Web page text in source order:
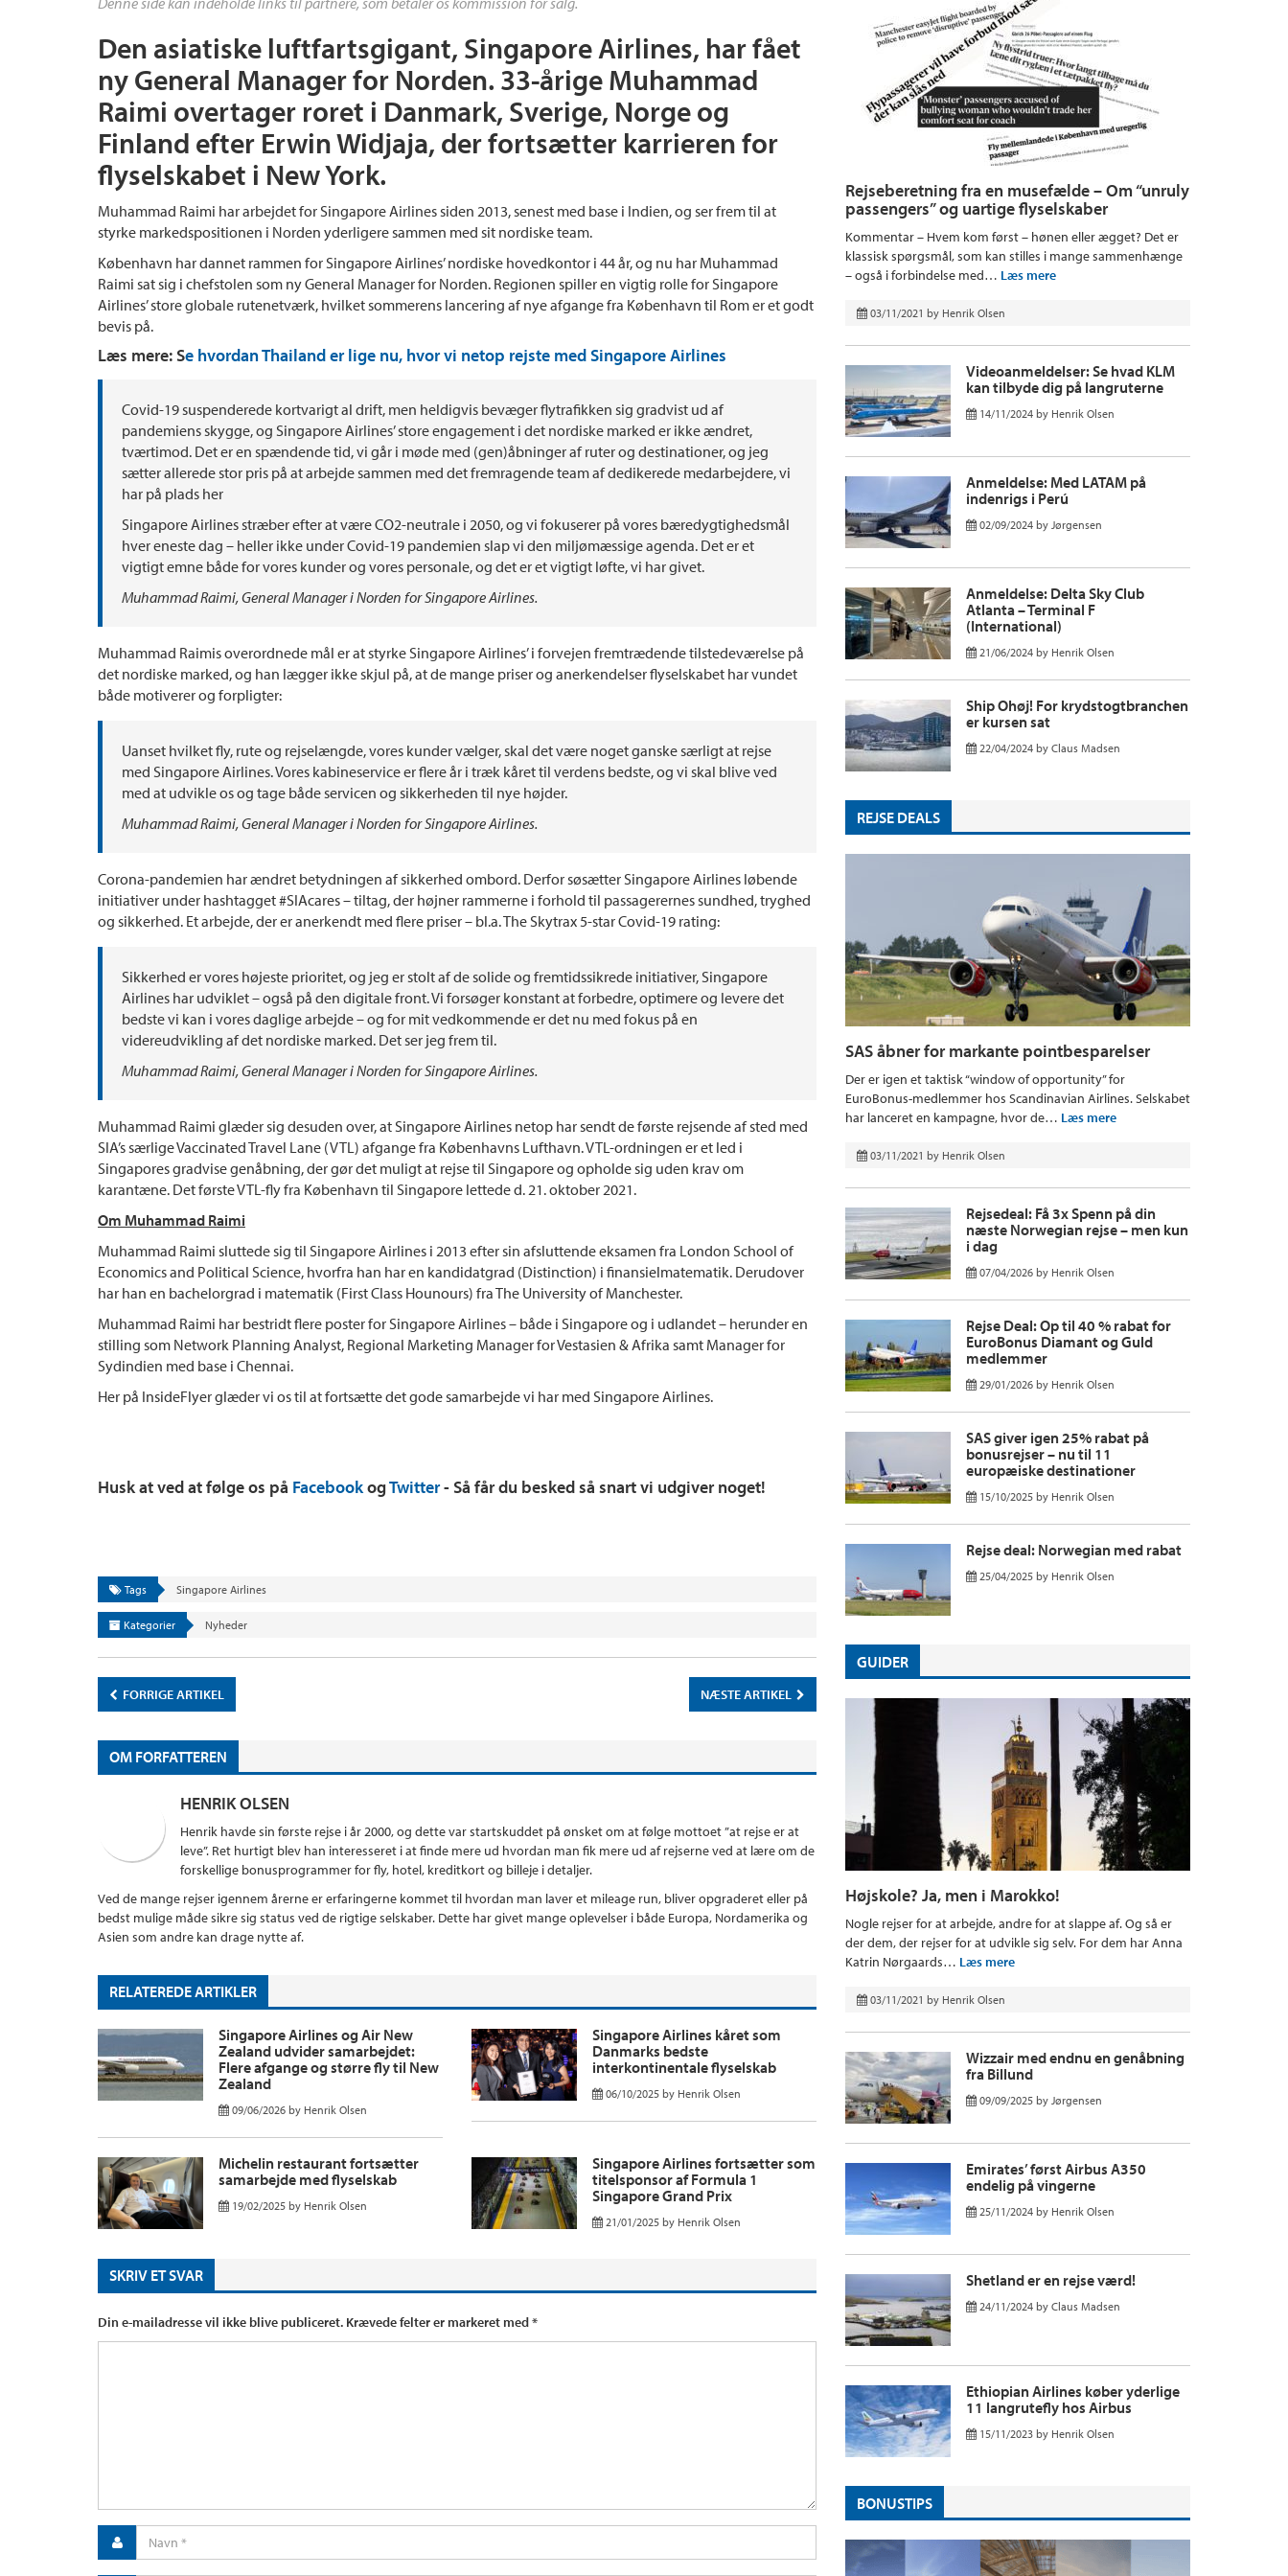
Den asiatiske luftfartsgigant, Singapore Airlines, har fået
ny General Manager for Norden. 33-årige Muhammad
Raimi overtager roret i Danmark, Sverige, Norge og
Finland efter Erwin Widjaja, der fortsætter karrieren for
flyselskabet i New York.
Muhammad Raimi har arbejdet for Singapore Airlines siden 2013, senest med base i Indien, og ser frem til at
styrke markedspositionen i Norden yderligere sammen med sit nordiske team.
København har dannet rammen for Singapore Airlines’ nordiske hovedkontor i 44 år, og nu har Muhammad
Raimi sat sig i chefstolen som ny General Manager for Norden. Regionen spiller en vigtig rolle for Singapore
Airlines’ store globale rutenetværk, hvilket sommerens lancering af nye afgange fra København til Rom er et godt
bevis på.
Læs mere: Se hvordan Thailand er lige nu, hvor vi netop rejste med Singapore Airlines
Covid-19 suspenderede kortvarigt al drift, men heldigvis bevæger flytrafikken sig gradvist ud af
pandemiens skygge, og Singapore Airlines’ store engagement i det nordiske marked er ikke ændret,
tværtimod. Det er en spændende tid, vi går i møde med (gen)åbninger af ruter og destinationer, og jeg
sætter allerede stor pris på at arbejde sammen med det fremragende team af dedikerede medarbejdere, vi
har på plads her
Singapore Airlines stræber efter at være CO2-neutrale i 2050, og vi fokuserer på vores bæredygtighedsmål
hver eneste dag – heller ikke under Covid-19 pandemien slap vi den miljømæssige agenda. Det er et
vigtigt emne både for vores kunder og vores personale, og det er et vigtigt løfte, vi har givet.
Muhammad Raimi, General Manager i Norden for Singapore Airlines.
Muhammad Raimis overordnede mål er at styrke Singapore Airlines’ i forvejen fremtrædende tilstedeværelse på
det nordiske marked, og han lægger ikke skjul på, at de mange priser og anerkendelser flyselskabet har vundet
både motiverer og forpligter:
Uanset hvilket fly, rute og rejselængde, vores kunder vælger, skal det være noget ganske særligt at rejse
med Singapore Airlines. Vores kabineservice er flere år i træk kåret til verdens bedste, og vi skal blive ved
med at udvikle os og tage både servicen og sikkerheden til nye højder.
Muhammad Raimi, General Manager i Norden for Singapore Airlines.
Corona-pandemien har ændret betydningen af sikkerhed ombord. Derfor søsætter Singapore Airlines løbende
initiativer under hashtagget #SIAcares – tiltag, der højner rammerne i forhold til passagerernes sundhed, tryghed
og sikkerhed. Et arbejde, der er anerkendt med flere priser – bl.a. The Skytrax 5-star Covid-19 rating:
Sikkerhed er vores højeste prioritet, og jeg er stolt af de solide og fremtidssikrede initiativer, Singapore
Airlines har udviklet – også på den digitale front. Vi forsøger konstant at forbedre, optimere og levere det
bedste vi kan i vores daglige arbejde – og for mit vedkommende er det nu med fokus på en
videreudvikling af det nordiske marked. Det ser jeg frem til.
Muhammad Raimi, General Manager i Norden for Singapore Airlines.
Muhammad Raimi glæder sig desuden over, at Singapore Airlines netop har sendt de første rejsende af sted med
SIA’s særlige Vaccinated Travel Lane (VTL) afgange fra Københavns Lufthavn. VTL-ordningen er et led i
Singapores gradvise genåbning, der gør det muligt at rejse til Singapore og opholde sig uden krav om
karantæne. Det første VTL-fly fra København til Singapore lettede d. 21. oktober 2021.
Om Muhammad Raimi
Muhammad Raimi sluttede sig til Singapore Airlines i 2013 efter sin afsluttende eksamen fra London School of
Economics and Political Science, hvorfra han har en kandidatgrad (Distinction) i finansielmatematik. Derudover
har han en bachelorgrad i matematik (First Class Hounours) fra The University of Manchester.
Muhammad Raimi har bestridt flere poster for Singapore Airlines – både i Singapore og i udlandet – herunder en
stilling som Network Planning Analyst, Regional Marketing Manager for Vestasien & Afrika samt Manager for
Sydindien med base i Chennai.
Her på InsideFlyer glæder vi os til at fortsætte det gode samarbejde vi har med Singapore Airlines.
Husk at ved at følge os på FacebookogTwitter- Så får du besked så snart vi udgiver noget!
Tags Singapore Airlines
Kategorier Nyheder
FORRIGE ARTIKEL NÆSTE ARTIKEL
OM FORFATTEREN
HENRIK OLSEN
Henrik havde sin første rejse i år 2000, og dette var startskuddet på ønsket om at følge mottoet ”at rejse er at
leve”. Ret hurtigt blev han interesseret i at finde mere ud hvordan man fik mere ud af rejserne ved at lære om de
forskellige bonusprogrammer for fly, hotel, kreditkort og billeje i detaljer.
Ved de mange rejser igennem årerne er erfaringerne kommet til hvordan man laver et mileage run, bliver opgraderet eller på
bedst mulige måde sikre sig status ved de rigtige selskaber. Dette har givet mange oplevelser i både Europa, Nordamerika og
Asien som andre kan drage nytte af.
RELATEREDE ARTIKLER
Singapore Airlines og Air New
Zealand udvider samarbejdet:
Flere afgange og større fly til New
Zealand
09/06/2026 by Henrik Olsen
Singapore Airlines kåret som
Danmarks bedste
interkontinentale flyselskab
06/10/2025 by Henrik Olsen
Michelin restaurant fortsætter
samarbejde med flyselskab
19/02/2025 by Henrik Olsen
Singapore Airlines fortsætter som
titelsponsor af Formula 1
Singapore Grand Prix
21/01/2025 by Henrik Olsen
SKRIV ET SVAR
Din e-mailadresse vil ikke blive publiceret. Krævede felter er markeret med*
Rejseberetning fra en musefælde – Om “unruly
passengers” og uartige flyselskaber
Kommentar – Hvem kom først – hønen eller ægget? Det er
klassisk spørgsmål, som kan stilles i mange sammenhænge
– også i forbindelse med… Læs mere
03/11/2021 by Henrik Olsen
Videoanmeldelser: Se hvad KLM
kan tilbyde dig på langruterne
14/11/2024 by Henrik Olsen
Anmeldelse: Med LATAM på
indenrigs i Perú
02/09/2024 by Jørgensen
Anmeldelse: Delta Sky Club
Atlanta – Terminal F
(International)
21/06/2024 by Henrik Olsen
Ship Ohøj! For krydstogtbranchen
er kursen sat
22/04/2024 by Claus Madsen
REJSE DEALS
SAS åbner for markante pointbesparelser
Der er igen et taktisk “window of opportunity” for
EuroBonus-medlemmer hos Scandinavian Airlines. Selskabet
har lanceret en kampagne, hvor de… Læs mere
03/11/2021 by Henrik Olsen
Rejsedeal: Få 3x Spenn på din
næste Norwegian rejse – men kun
i dag
07/04/2026 by Henrik Olsen
Rejse Deal: Op til 40 % rabat for
EuroBonus Diamant og Guld
medlemmer
29/01/2026 by Henrik Olsen
SAS giver igen 25% rabat på
bonusrejser – nu til 11
europæiske destinationer
15/10/2025 by Henrik Olsen
Rejse deal: Norwegian med rabat
25/04/2025 by Henrik Olsen
GUIDER
Højskole? Ja, men i Marokko!
Nogle rejser for at arbejde, andre for at slappe af. Og så er
der dem, der rejser for at udvikle sig selv. For dem har Anna
Katrin Nørgaards… Læs mere
03/11/2021 by Henrik Olsen
Wizzair med endnu en genåbning
fra Billund
09/09/2025 by Jørgensen
Emirates’ først Airbus A350
endelig på vingerne
25/11/2024 by Henrik Olsen
Shetland er en rejse værd!
24/11/2024 by Claus Madsen
Ethiopian Airlines køber yderlige
11 langrutefly hos Airbus
15/11/2023 by Henrik Olsen
BONUSTIPS